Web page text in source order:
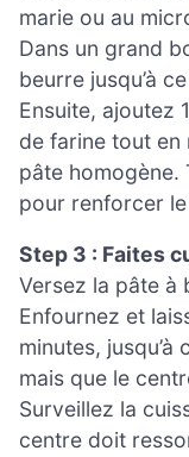
marie ou au
Dans un grand
beurre jusqu’à
Ensuite, ajoutez
de farine tout en
pâte homogène.
pour renforcer
Step 3 : Faites
Versez la pâte à
Enfournez et
minutes,
mais que le
Surveillez la
centre doit